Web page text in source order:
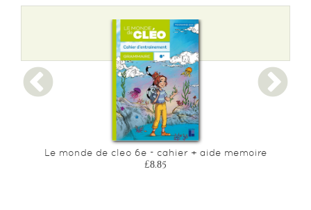
Le monde de cleo 6e - cahier + aide memoire
£8.85